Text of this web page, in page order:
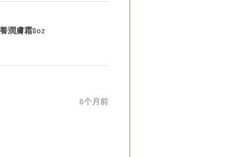
潤膚霜8oz
8个月前